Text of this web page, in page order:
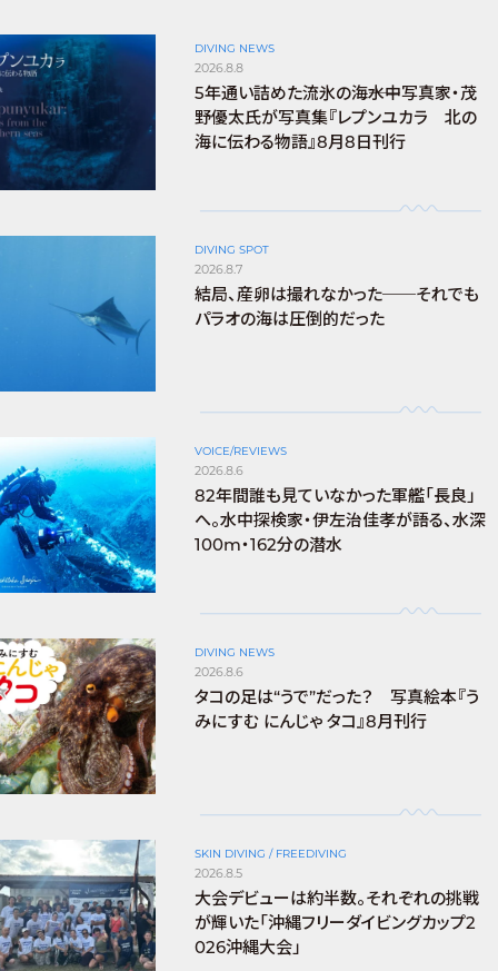
DIVING NEWS
2026.8.8
5年通い詰めた流氷の海――水中写真家・茂
野優太氏が写真集『レプンユカラ 北の
海に伝わる物語』8月8日刊行
DIVING SPOT
2026.8.7
結局、産卵は撮れなかった──それでも
パラオの海は圧倒的だった
VOICE/REVIEWS
2026.8.6
82年間誰も見ていなかった軍艦「長良」
へ。水中探検家・伊左治佳孝が語る、水深
100m・162分の潜水
DIVING NEWS
2026.8.6
タコの足は“うで”だった？ 写真絵本『う
みにすむ にんじゃ タコ』8月刊行
SKIN DIVING / FREEDIVING
2026.8.5
大会デビューは約半数。それぞれの挑戦
が輝いた「沖縄フリーダイビングカップ2
026沖縄大会」